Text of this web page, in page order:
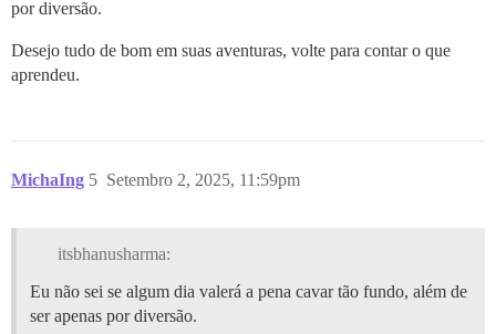
por diversão.
Desejo tudo de bom em suas aventuras, volte para contar o que
aprendeu.
MichaIng Setembro 2, 2025, 11:59pm
5
itsbhanusharma:
Eu não sei se algum dia valerá a pena cavar tão fundo, além de
ser apenas por diversão.